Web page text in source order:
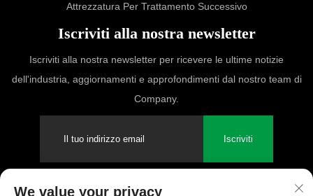
Attrezzatura Per Trattamento Successivo
Iscriviti alla nostra newsletter
Iscriviti alla nostra newsletter per ricevere le ultime notizie
dell'industria, aggiornamenti e approfondimenti dal nostro team di
Company.
Iscriviti
We value your privacy